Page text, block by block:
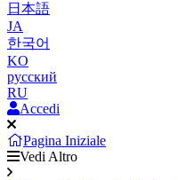
日本語
JA
한국어
KO
русский
RU
Accedi
Pagina Iniziale
Vedi Altro